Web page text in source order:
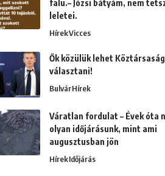
falu.– Józsi bátyám, nem
leletei.
HírekVicces
Ők közülük lehet
választani!
BulvárHírek
Váratlan fordulat – Évek óta
olyan időjárásunk, mint ami
augusztusban jön
HírekIdőjárás